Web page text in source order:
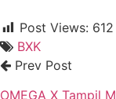
Post Views: 612
BXK
Prev Post
OMEGA X Tampil